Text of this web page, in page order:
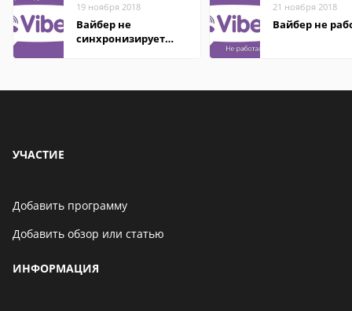
19 ноября 2018
Вайбер не
синхронизирует
21 ноября 2018
Вайбер не
УЧАСТИЕ
Добавить программу
Добавить обзор или статью
ИНФОРМАЦИЯ